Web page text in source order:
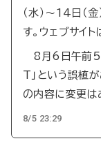
（水）～14日（
す。ウェブサイ
8月6日午前5
T」という誤植
の内容に変更は
8/5 23:29